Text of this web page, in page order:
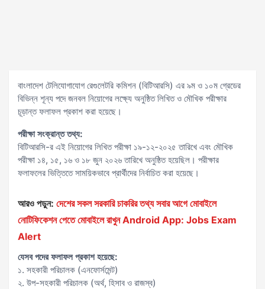
বাংলাদেশ টেলিযোগাযোগ রেগুলেটরি কমিশন (বিটিআরসি) এর ৯ম ও ১০ম গ্রেডের
বিভিন্ন শূন্য পদে জনবল নিয়োগের লক্ষ্যে অনুষ্ঠিত লিখিত ও মৌখিক পরীক্ষার
চূড়ান্ত ফলাফল প্রকাশ করা হয়েছে।
পরীক্ষা সংক্রান্ত তথ্য:
বিটিআরসি-র এই নিয়োগের লিখিত পরীক্ষা ১৯-১২-২০২৫ তারিখে এবং মৌখিক
পরীক্ষা ১৪, ১৫, ১৬ ও ১৮ জুন ২০২৬ তারিখে অনুষ্ঠিত হয়েছিল। পরীক্ষার
ফলাফলের ভিত্তিতে সাময়িকভাবে প্রার্থীদের নির্বাচিত করা হয়েছে।
আরও পড়ুন: দেশের সকল সরকারি চাকরির তথ্য সবার আগে মোবাইলে
নোটিফিকেশন পেতে মোবাইলে রাখুন Android App: Jobs Exam
Alert
যেসব পদের ফলাফল প্রকাশ হয়েছে:
১. সহকারী পরিচালক (এনফোর্সমেন্ট)
২. উপ-সহকারী পরিচালক (অর্থ, হিসাব ও রাজস্ব)